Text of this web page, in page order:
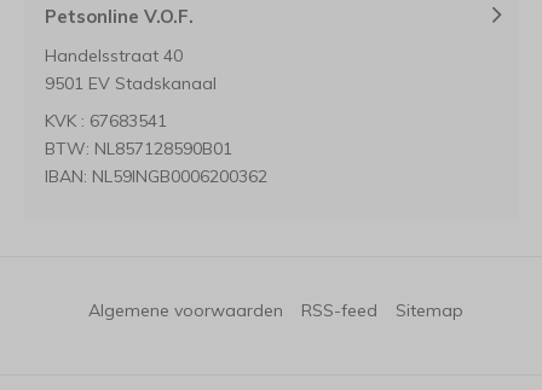
Petsonline V.O.F.
Handelsstraat 40
9501 EV Stadskanaal
KVK : 67683541
BTW: NL857128590B01
IBAN: NL59INGB0006200362
Algemene voorwaarden RSS-feed Sitemap